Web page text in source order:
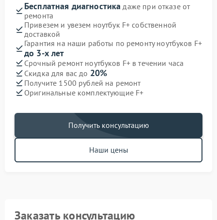
Бесплатная диагностика даже при отказе от
ремонта
Привезем и увезем ноутбук F+ собственной
доставкой
Гарантия на наши работы по ремонту ноутбуков F+
до 3-х лет
Срочный ремонт ноутбуков F+ в течении часа
Скидка для вас до 20%
Получите 1500 рублей на ремонт
Оригинальные комплектующие F+
Получить консультацию
Наши цены
Заказать консультацию